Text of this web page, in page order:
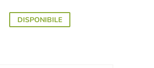
DISPONIBILE